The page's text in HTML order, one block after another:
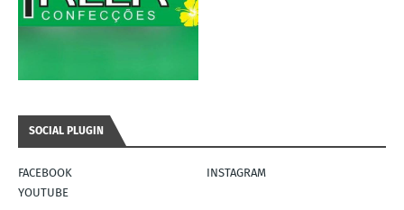
SOCIAL PLUGIN
FACEBOOK
INSTAGRAM
YOUTUBE